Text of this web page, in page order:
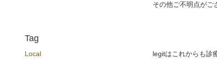
Tag
Local
その他ご不明点がご
legitはこれからも診